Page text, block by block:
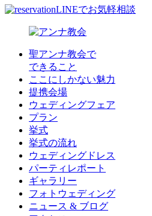
LINEでお気軽相談
聖アンナ教会で
できること
ここにしかない魅力
提携会場
ウェディングフェア
プラン
挙式
挙式の流れ
ウェディングドレス
パーティレポート
ギャラリー
フォトウェディング
ニュース & ブログ